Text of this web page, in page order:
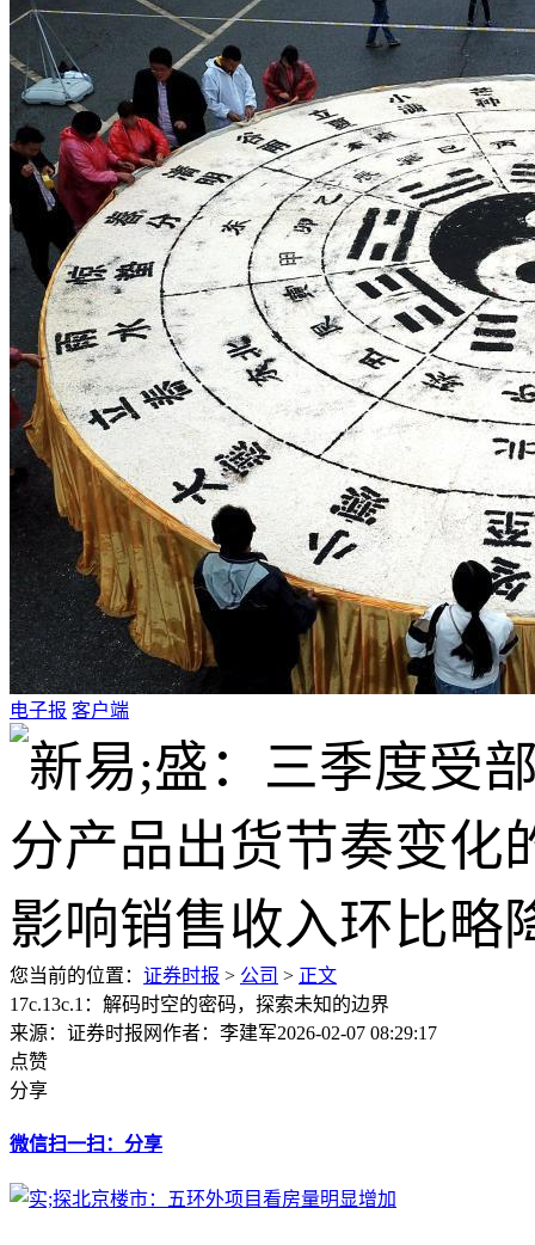
电子报 客户端
您当前的位置： 证券时报 > 公司 > 正文
17c.13c.1：解码时空的密码，探索未知的边界
来源：证券时报网作者：李建军2026-02-07 08:29:17
点赞
分享
微信扫一扫：分享